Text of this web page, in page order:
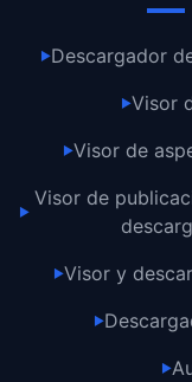
▶Descargador
▶Visor
▶Visor de
▶
Visor de
▶Visor y
▶
▶